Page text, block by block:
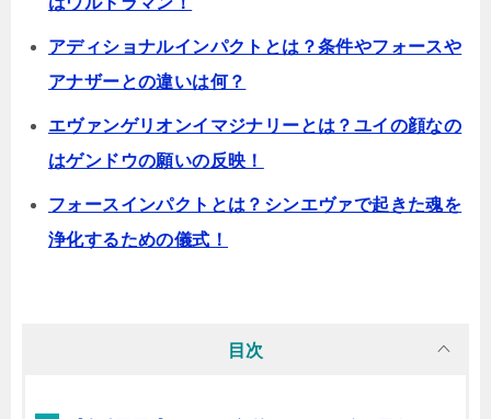
アディショナルインパクトとは？条件やフォースや
アナザーとの違いは何？
エヴァンゲリオンイマジナリーとは？ユイの顔なの
はゲンドウの願いの反映！
フォースインパクトとは？シンエヴァで起きた魂を
浄化するための儀式！
目次